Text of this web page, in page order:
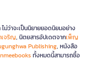
ม่ว่าจะเป็นนิยายยอดนิยมอย่าง
จริญ, นิตยสารอัปเดตจากเพ็ญ
Publishing, หนังสือ
ทั้งหมดนี้สามารถซื้อ